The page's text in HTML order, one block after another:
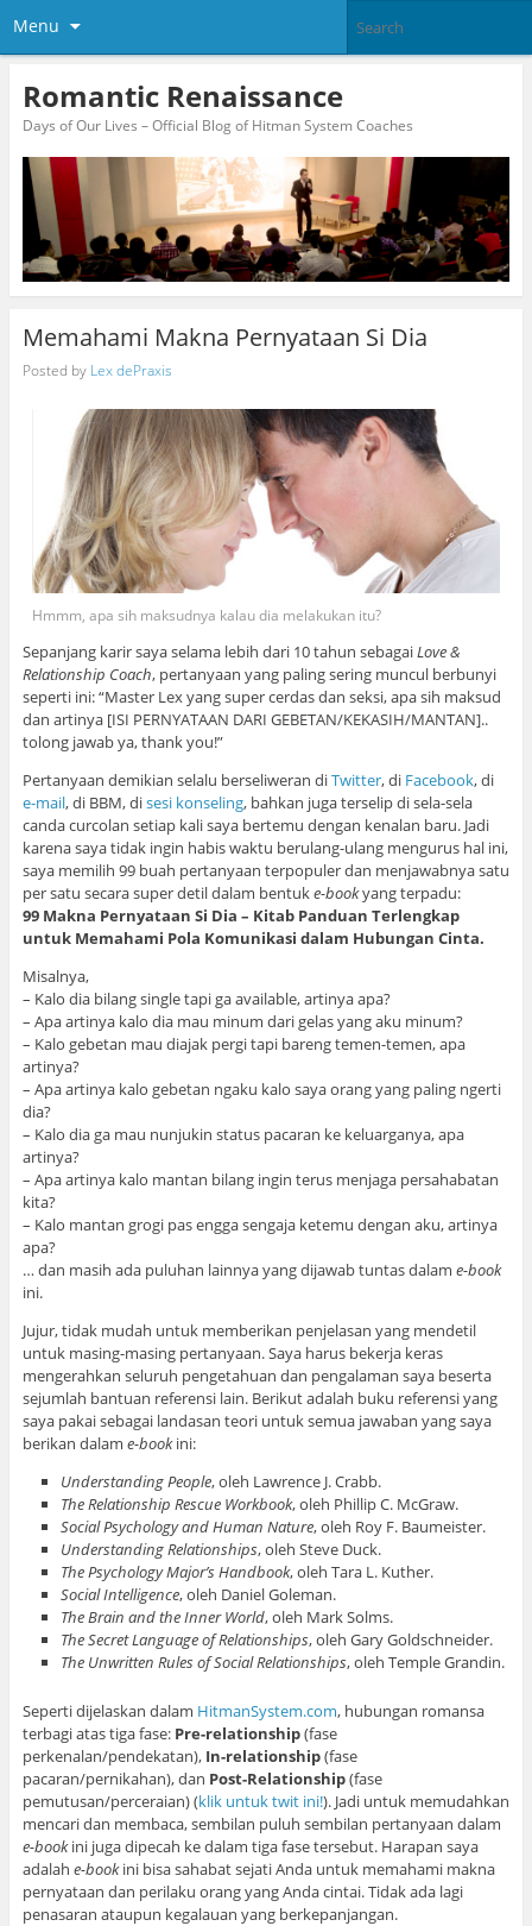
Menu
Romantic Renaissance
Days of Our Lives – Official Blog of Hitman System Coaches
Memahami Makna Pernyataan Si Dia
Posted by Lex dePraxis
Hmmm, apa sih maksudnya kalau dia melakukan itu?
Sepanjang karir saya selama lebih dari 10 tahun sebagaiLove &
Relationship Coach, pertanyaan yang paling sering muncul berbunyi
seperti ini: “Master Lex yang super cerdas dan seksi, apa sih maksud
dan artinya [ISI PERNYATAAN DARI GEBETAN/KEKASIH/MANTAN]..
tolong jawab ya, thank you!”
Pertanyaan demikian selalu berseliweran diTwitter, di Facebook, di
e-mail, di BBM, disesi konseling, bahkan juga terselip di sela-sela
canda curcolan setiap kali saya bertemu dengan kenalan baru. Jadi
karena saya tidak ingin habis waktu berulang-ulang mengurus hal ini,
saya memilih 99 buah pertanyaan terpopuler dan menjawabnya satu
per satu secara super detil dalam bentuke-bookyang terpadu:
99 Makna Pernyataan Si Dia – Kitab Panduan Terlengkap
untuk Memahami Pola Komunikasi dalam Hubungan Cinta.
Misalnya,
– Kalo dia bilang single tapi ga available, artinya apa?
– Apa artinya kalo dia mau minum dari gelas yang aku minum?
– Kalo gebetan mau diajak pergi tapi bareng temen-temen, apa
artinya?
– Apa artinya kalo gebetan ngaku kalo saya orang yang paling ngerti
dia?
– Kalo dia ga mau nunjukin status pacaran ke keluarganya, apa
artinya?
– Apa artinya kalo mantan bilang ingin terus menjaga persahabatan
kita?
– Kalo mantan grogi pas engga sengaja ketemu dengan aku, artinya
apa?
… dan masih ada puluhan lainnya yang dijawab tuntas dalam e-book
ini.
Jujur, tidak mudah untuk memberikan penjelasan yang mendetil
untuk masing-masing pertanyaan. Saya harus bekerja keras
mengerahkan seluruh pengetahuan dan pengalaman saya beserta
sejumlah bantuan referensi lain. Berikut adalah buku referensi yang
saya pakai sebagai landasan teori untuk semua jawaban yang saya
berikan dalam e-bookini:
Understanding People, oleh Lawrence J. Crabb.
The Relationship Rescue Workbook, oleh Phillip C. McGraw.
Social Psychology and Human Nature, oleh Roy F. Baumeister.
Understanding Relationships, oleh Steve Duck.
The Psychology Major’s Handbook, oleh Tara L. Kuther.
Social Intelligence, oleh Daniel Goleman.
The Brain and the Inner World, oleh Mark Solms.
The Secret Language of Relationships, oleh Gary Goldschneider.
The Unwritten Rules of Social Relationships, oleh Temple Grandin.
Seperti dijelaskan dalam HitmanSystem.com, hubungan romansa
terbagi atas tiga fase: Pre-relationship(fase
perkenalan/pendekatan), In-relationship(fase
pacaran/pernikahan), dan Post-Relationship(fase
pemutusan/perceraian) (klik untuk twit ini!). Jadi untuk memudahkan
mencari dan membaca, sembilan puluh sembilan pertanyaan dalam
e-bookini juga dipecah ke dalam tiga fase tersebut. Harapan saya
adalah e-bookini bisa sahabat sejati Anda untuk memahami makna
pernyataan dan perilaku orang yang Anda cintai. Tidak ada lagi
penasaran ataupun kegalauan yang berkepanjangan.